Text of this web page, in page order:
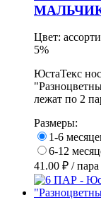
Цвет:
5%
ЮстаТекс
лежат по 2
Размеры:
1-6
6-12
41.00 ₽ / пара